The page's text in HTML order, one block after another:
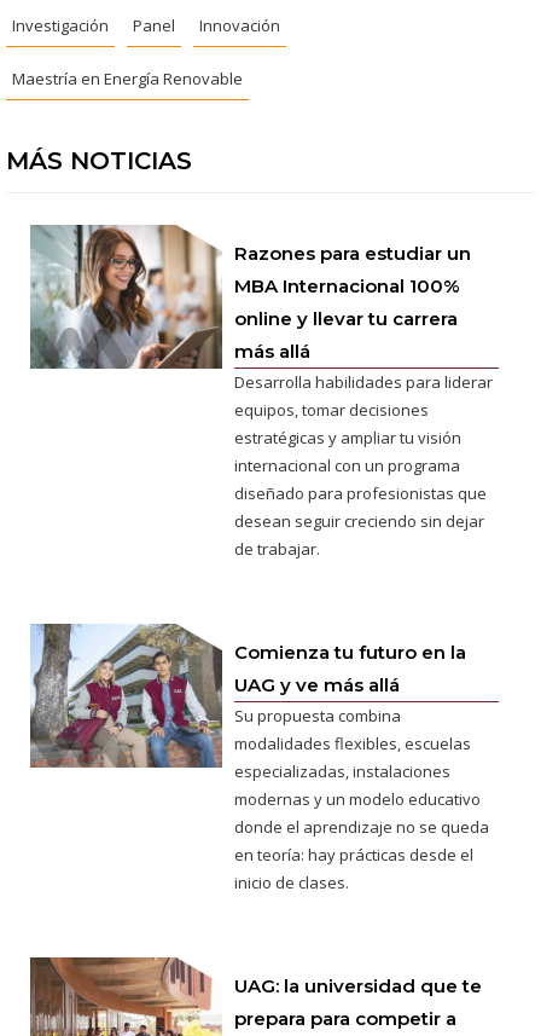
Investigación Panel Innovación
Maestría en Energía Renovable
MÁS NOTICIAS
Razones para estudiar un
MBA Internacional 100%
online y llevar tu carrera
más allá
Desarrolla habilidades para liderar
equipos, tomar decisiones
estratégicas y ampliar tu visión
internacional con un programa
diseñado para profesionistas que
desean seguir creciendo sin dejar
de trabajar.
Comienza tu futuro en la
UAG y ve más allá
Su propuesta combina
modalidades flexibles, escuelas
especializadas, instalaciones
modernas y un modelo educativo
donde el aprendizaje no se queda
en teoría: hay prácticas desde el
inicio de clases.
UAG: la universidad que te
prepara para competir a